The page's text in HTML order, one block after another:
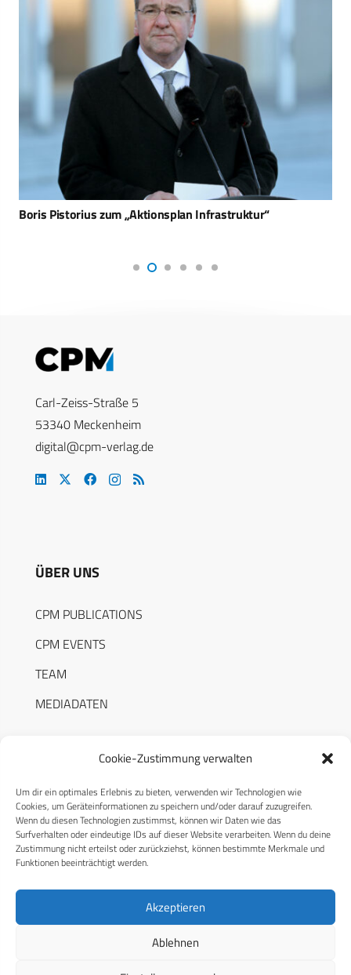
Cookie-Zustimmung verwalten
Um dir ein optimales Erlebnis zu bieten, verwenden wir Technologien wie
Cookies, um Geräteinformationen zu speichern und/oder darauf zuzugreifen.
Wenn du diesen Technologien zustimmst, können wir Daten wie das
Surfverhalten oder eindeutige IDs auf dieser Website verarbeiten. Wenn du deine
Zustimmung nicht erteilst oder zurückziehst, können bestimmte Merkmale und
Funktionen beeinträchtigt werden.
Akzeptieren
Ablehnen
Boris Pistorius zum „Aktionsplan Infrastruktur“
Carl-Zeiss-Straße 5
53340 Meckenheim
digital@cpm-verlag.de
ÜBER UNS
CPM PUBLICATIONS
CPM EVENTS
TEAM
MEDIADATEN
RECHTLICHES
Datenschutzerklärung
Cookie-Richtlinie (EU)